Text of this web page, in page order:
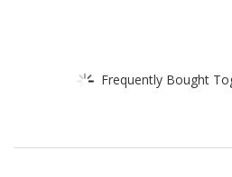
Frequently Bought